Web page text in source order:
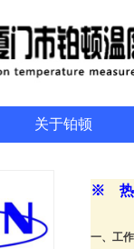
关于铂顿
※ 热
一、工